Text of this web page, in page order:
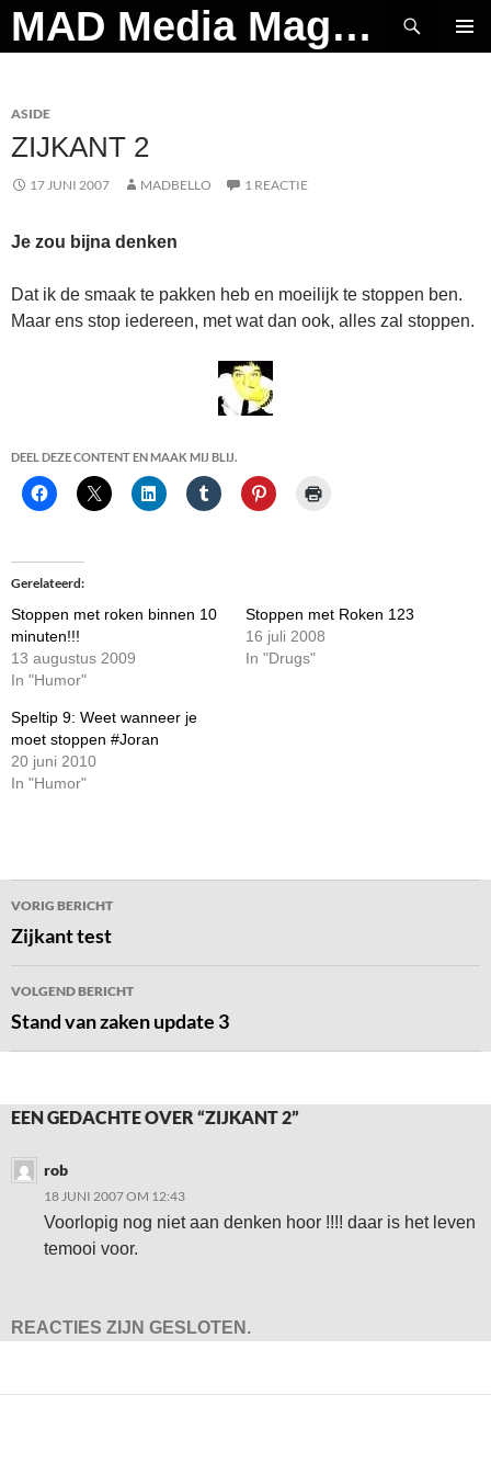
Ga
naar
MAD Media Magazine
Zoeken
ASIDE
ZIJKANT 2
17 JUNI 2007 MADBELLO 1 REACTIE
Je zou bijna denken
Dat ik de smaak te pakken heb en moeilijk te stoppen ben.
Maar ens stop iedereen, met wat dan ook, alles zal stoppen.
DEEL DEZE CONTENT EN MAAK MIJ BLIJ.
Gerelateerd
Stoppen met roken binnen 10
minuten!!!
13 augustus 2009
In "Humor"
Stoppen met Roken 123
16 juli 2008
In "Drugs"
Speltip 9: Weet wanneer je
moet stoppen #Joran
20 juni 2010
In "Humor"
Bericht
navigatie
VORIG BERICHT
Zijkant test
VOLGEND BERICHT
Stand van zaken update 3
EEN GEDACHTE OVER “ZIJKANT 2”
rob
18 JUNI 2007 OM 12:43
Voorlopig nog niet aan denken hoor !!!! daar is het leven
temooi voor.
REACTIES ZIJN GESLOTEN.